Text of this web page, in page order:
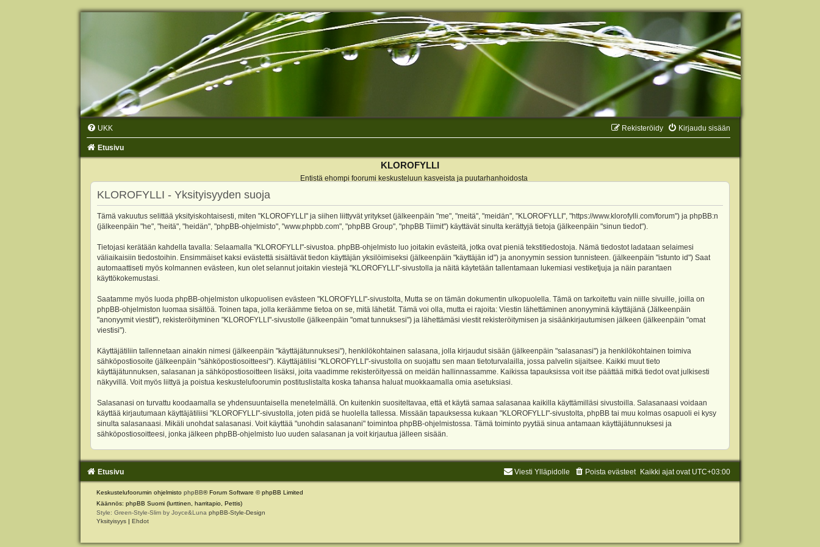
UKK Kirjaudu sisään
Rekisteröidy
Etusivu
KLOROFYLLI
Entistä ehompi foorumi keskusteluun kasveista ja puutarhanhoidosta
KLOROFYLLI - Yksityisyyden suoja
Tämä vakuutus selittää yksityiskohtaisesti, miten "KLOROFYLLI" ja siihen liittyvät yritykset (jälkeenpäin "me", "meitä", "meidän", "KLOROFYLLI", "https://www.klorofylli.com/forum") ja phpBB:n
(jälkeenpäin "he", "heitä", "heidän", "phpBB-ohjelmisto", "www.phpbb.com", "phpBB Group", "phpBB Tiimit") käyttävät sinulta kerättyjä tietoja (jälkeenpäin "sinun tiedot").
Tietojasi kerätään kahdella tavalla: Selaamalla "KLOROFYLLI"-sivustoa. phpBB-ohjelmisto luo joitakin evästeitä, jotka ovat pieniä tekstitiedostoja. Nämä tiedostot ladataan selaimesi
väliaikaisiin tiedostoihin. Ensimmäiset kaksi evästettä sisältävät tiedon käyttäjän yksilöimiseksi (jälkeenpäin "käyttäjän id") ja anonyymin session tunnisteen. (jälkeenpäin "istunto id") Saat
automaattiseti myös kolmannen evästeen, kun olet selannut joitakin viestejä "KLOROFYLLI"-sivustolla ja näitä käytetään tallentamaan lukemiasi vestiketjuja ja näin parantaen
käyttökokemustasi.
Saatamme myös luoda phpBB-ohjelmiston ulkopuolisen evästeen "KLOROFYLLI"-sivustolta, Mutta se on tämän dokumentin ulkopuolella. Tämä on tarkoitettu vain niille sivuille, joilla on
phpBB-ohjelmiston luomaa sisältöä. Toinen tapa, jolla keräämme tietoa on se, mitä lähetät. Tämä voi olla, mutta ei rajoita: Viestin lähettäminen anonyyminä käyttäjänä (Jälkeenpäin
"anonyymit viestit"), rekisteröityminen "KLOROFYLLI"-sivustolle (jälkeenpäin "omat tunnuksesi") ja lähettämäsi viestit rekisteröitymisen ja sisäänkirjautumisen jälkeen (jälkeenpäin "omat
viestisi").
Käyttäjätiliin tallennetaan ainakin nimesi (jälkeenpäin "käyttäjätunnuksesi"), henkilökohtainen salasana, jolla kirjaudut sisään (jälkeenpäin "salasanasi") ja henkilökohtainen toimiva
sähköpostiosoite (jälkeenpäin "sähköpostiosoitteesi"). Käyttäjätilisi "KLOROFYLLI"-sivustolla on suojattu sen maan tietoturvalailla, jossa palvelin sijaitsee. Kaikki muut tieto
käyttäjätunnuksen, salasanan ja sähköpostiosoitteen lisäksi, joita vaadimme rekisteröityessä on meidän hallinnassamme. Kaikissa tapauksissa voit itse päättää mitkä tiedot ovat julkisesti
näkyvillä. Voit myös liittyä ja poistua keskustelufoorumin postituslistalta koska tahansa haluat muokkaamalla omia asetuksiasi.
Salasanasi on turvattu koodaamalla se yhdensuuntaisella menetelmällä. On kuitenkin suositeltavaa, että et käytä samaa salasanaa kaikilla käyttämilläsi sivustoilla. Salasanaasi voidaan
käyttää kirjautumaan käyttäjätiliisi "KLOROFYLLI"-sivustolla, joten pidä se huolella tallessa. Missään tapauksessa kukaan "KLOROFYLLI"-sivustolta, phpBB tai muu kolmas osapuoli ei kysy
sinulta salasanaasi. Mikäli unohdat salasanasi. Voit käyttää "unohdin salasanani" toimintoa phpBB-ohjelmistossa. Tämä toiminto pyytää sinua antamaan käyttäjätunnuksesi ja
sähköpostiosoitteesi, jonka jälkeen phpBB-ohjelmisto luo uuden salasanan ja voit kirjautua jälleen sisään.
Etusivu Kaikki ajat ovat UTC+03:00
Poista evästeet
Viesti Ylläpidolle
Keskustelufoorumin ohjelmisto phpBB® Forum Software © phpBB Limited
Käännös: phpBB Suomi (lurttinen, harritapio, Pettis)
Style: Green-Style-Slim by Joyce&Luna phpBB-Style-Design
Yksityisyys | Ehdot